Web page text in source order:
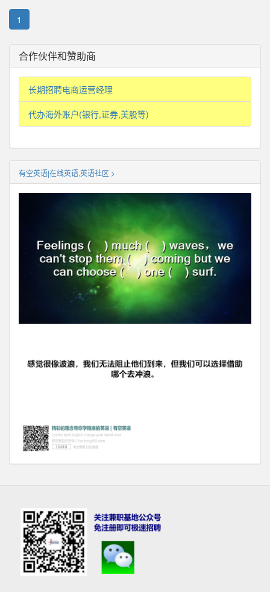
1
合作伙伴和赞助商
长期招聘电商运营经理
代办海外账户(银行,证券,美股等)
有空英语|在线英语,英语社区 >